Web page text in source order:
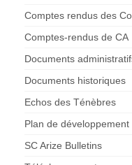
Comptes rendus des
Comptes-rendus de CA
Documents
Documents historiques
Echos des Ténèbres
Plan de développement
SC Arize Bulletins